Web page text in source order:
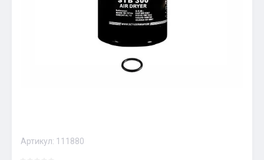
Артикул: 111880